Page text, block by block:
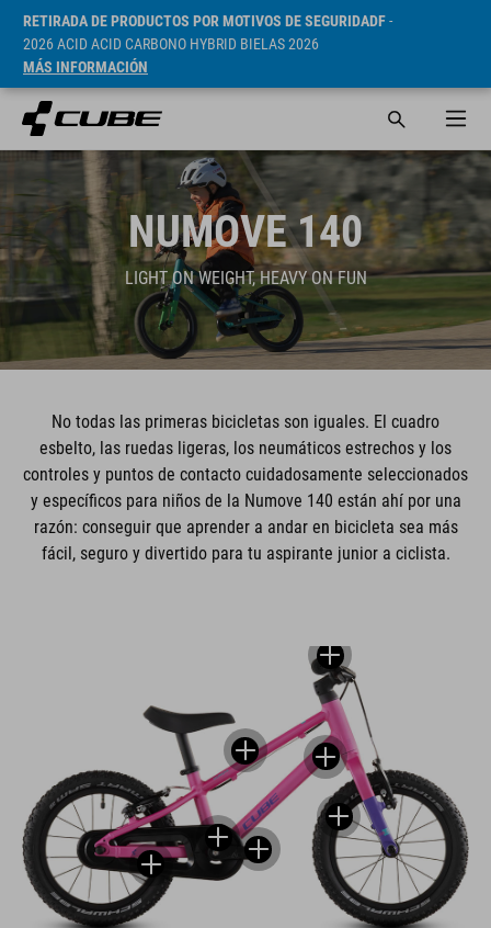
RETIRADA DE PRODUCTOS POR MOTIVOS DE SEGURIDADF-
2026 ACID ACID CARBONO HYBRID BIELAS 2026
MÁS INFORMACIÓN
NUMOVE 140
LIGHT ON WEIGHT, HEAVY ON FUN
No todas las primeras bicicletas son iguales. El cuadro
esbelto, las ruedas ligeras, los neumáticos estrechos y los
controles y puntos de contacto cuidadosamente seleccionados
y específicos para niños de la Numove 140 están ahí por una
razón: conseguir que aprender a andar en bicicleta sea más
fácil, seguro y divertido para tu aspirante junior a ciclista.